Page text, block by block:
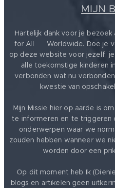
MIJN
Hartelijk dank voor je
for All ❤️ Worldwide. Doe je
op deze website voor jezelf,
alle toekomstige kinderen
verbonden wat nu
kwestie van
Mijn Missie hier op aarde is
te informeren en te triggeren
onderwerpen waar we
zouden hebben wanneer we
worden door een
Op dit moment heb Ik
blogs en artikelen geen